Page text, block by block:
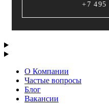
+7 495
О Компании
Частые вопросы
Блог
Вакансии